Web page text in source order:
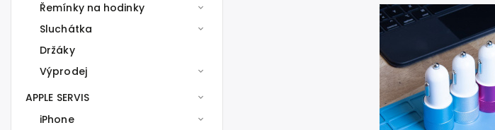
Řemínky na hodinky
Sluchátka
Držáky
Výprodej
APPLE SERVIS
iPhone